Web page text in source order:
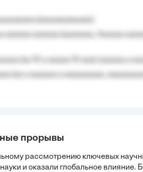
прорывы
рассмотрению ключевых
и оказали глобальное влияние.